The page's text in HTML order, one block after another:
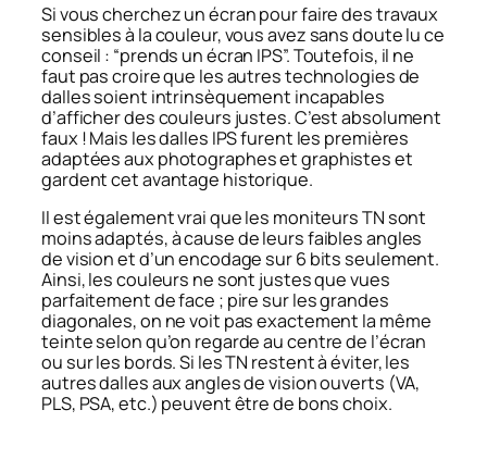
Si vous cherchez un écran pour faire des travaux
sensibles à la couleur, vous avez sans doute lu ce
conseil : “prends un écran IPS”. Toutefois, il ne
faut pas croire que les autres technologies de
dalles soient intrinsèquement incapables
d’afficher des couleurs justes. C’est absolument
faux ! Mais les dalles IPS furent les premières
adaptées aux photographes et graphistes et
gardent cet avantage historique.
Il est également vrai que les moniteurs TN sont
moins adaptés, à cause de leurs faibles angles
de vision et d’un encodage sur 6 bits seulement.
Ainsi, les couleurs ne sont justes que vues
parfaitement de face ; pire sur les grandes
diagonales, on ne voit pas exactement la même
teinte selon qu’on regarde au centre de l’écran
ou sur les bords. Si les TN restent à éviter, les
autres dalles aux angles de vision ouverts (VA,
PLS, PSA, etc.) peuvent être de bons choix.